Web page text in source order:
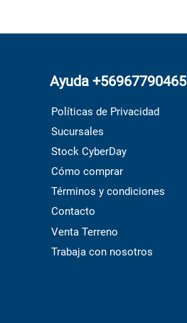
Ayuda +56967790465
Políticas de Privacidad
Sucursales
Stock CyberDay
Cómo comprar
Términos y condiciones
Contacto
Venta Terreno
Trabaja con nosotros